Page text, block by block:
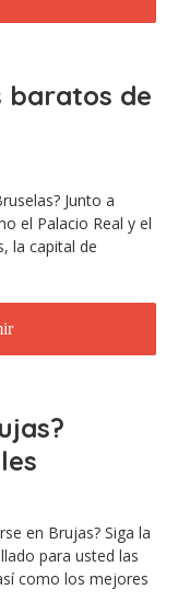
baratos de
Junto a
el Palacio Real y el
la capital de
en Brujas? Siga la
para usted las
como los mejores